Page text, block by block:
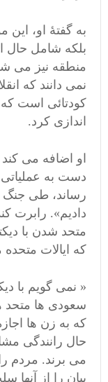
به گفتۀ او،
بلکه شامل حال
منطقه نیز می
نمی دانند که
اندازی کرد.
او اضافه می
دست به
رساند، طی جنگ
دادیم». رابرت
متحد شدن با
که ایالات
« نمی گویم با
سعودی ها متحد
که به زن ها
حال رانندگی
می برند. مردم
بیان را از آنها